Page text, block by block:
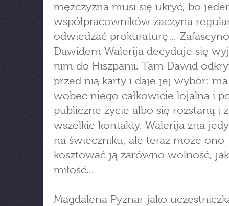
mężczyzna musi się ukryć, bo
współpracowników zaczyna
odwiedzać prokuraturę…
Dawidem Walerija decyduje się
nim do Hiszpanii. Tam Dawid
przed nią karty i daje jej wybór:
wobec niego całkowicie lojalna i
publiczne życie albo się rozstaną i
wszelkie kontakty. Walerija zna
na świeczniku, ale teraz może ono
kosztować ją zarówno wolność,
miłość...
Magdalena Pyznar jako